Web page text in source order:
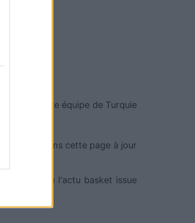
. Cette équipe de Turquie
mettrons cette page à jour
sélectionne l'actu basket issue